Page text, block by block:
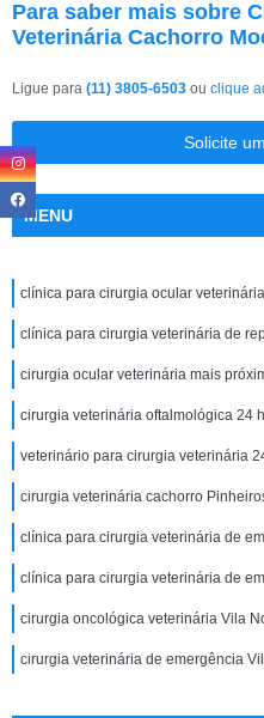
Para saber mais sobre
Veterinária Cachorro
Ligue para (11) 3805-6503 ou clique
Solicite
MENU
clínica para cirurgia ocular
clínica para cirurgia veterinária de
cirurgia ocular veterinária mais
cirurgia veterinária oftalmológica 24
veterinário para cirurgia veterinária
cirurgia veterinária cachorro
clínica para cirurgia veterinária de
clínica para cirurgia veterinária de
cirurgia oncológica veterinária Vila
cirurgia veterinária de emergência